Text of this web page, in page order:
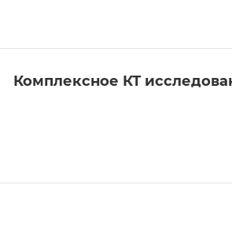
Комплексное КТ